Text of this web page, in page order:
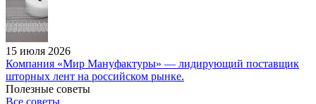
15 июля 2026
Компания «Мир Мануфактуры» — лидирующий поставщик
шторных лент на российском рынке.
Полезные советы
Все советы